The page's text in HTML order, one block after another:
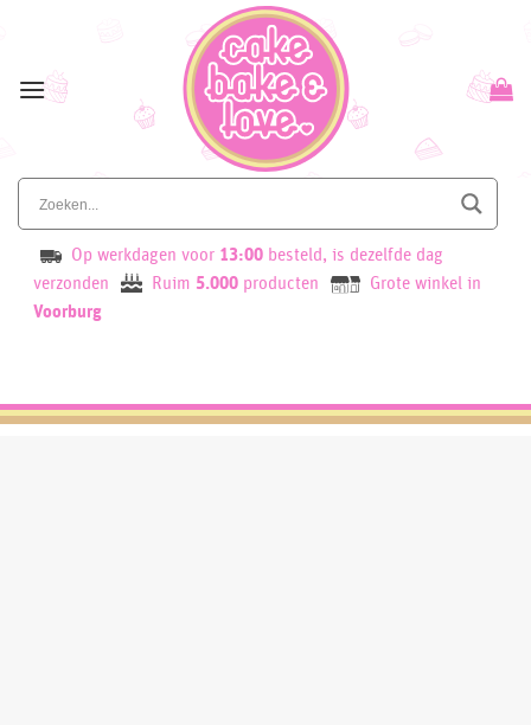
content
Op werkdagen voor 13:00 besteld, is dezelfde dag
verzonden
Ruim 5.000 producten
Grote winkel in
Voorburg